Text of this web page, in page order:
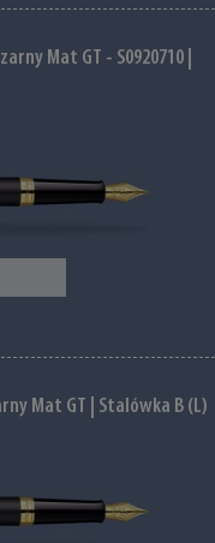
Mat GT - S0920710 |
Mat GT | Stalówka B (L)